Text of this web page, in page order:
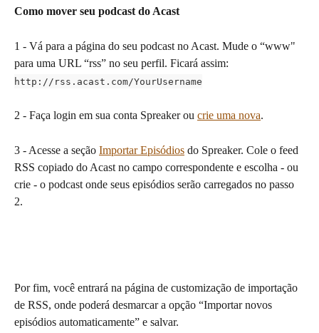
Como mover seu podcast do Acast
1 - Vá para a página do seu podcast no Acast. Mude o “www"
para uma URL “rss” no seu perfil. Ficará assim:
http://rss.acast.com/YourUsername
2 - Faça login em sua conta Spreaker ou crie uma nova.
3 - Acesse a seção Importar Episódios do Spreaker. Cole o feed
RSS copiado do Acast no campo correspondente e escolha - ou
crie - o podcast onde seus episódios serão carregados no passo
2.
Por fim, você entrará na página de customização de importação
de RSS, onde poderá desmarcar a opção “Importar novos
episódios automaticamente” e salvar.